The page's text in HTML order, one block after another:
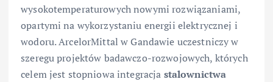
wysokotemperaturowych nowymi rozwiązaniami,
opartymi na wykorzystaniu energii elektrycznej i
wodoru. ArcelorMittal w Gandawie uczestniczy w
szeregu projektów badawczo-rozwojowych, których
celem jest stopniowa integracja stalownictwa